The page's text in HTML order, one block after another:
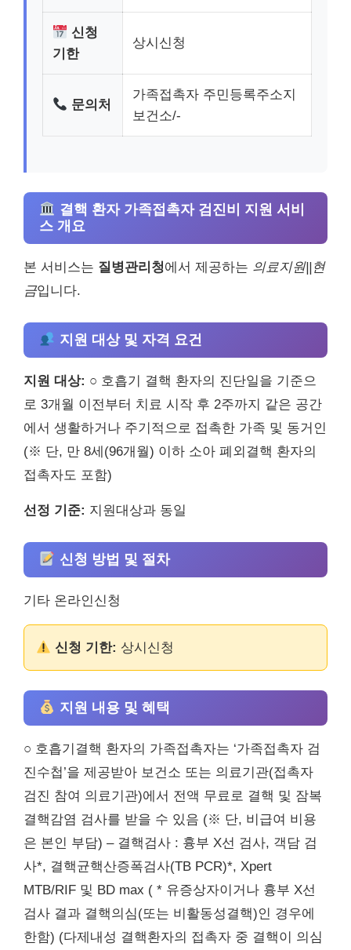
신청
기한
상시신청
문의처
가족접촉자 주민등록주소지
보건소/-
결핵 환자 가족접촉자 검진비 지원 서비
스 개요
본 서비스는 질병관리청에서 제공하는 의료지원||현
금입니다.
지원 대상 및 자격 요건
지원 대상: ○ 호흡기 결핵 환자의 진단일을 기준으
로 3개월 이전부터 치료 시작 후 2주까지 같은 공간
에서 생활하거나 주기적으로 접촉한 가족 및 동거인
(※ 단, 만 8세(96개월) 이하 소아 폐외결핵 환자의
접촉자도 포함)
선정 기준: 지원대상과 동일
신청 방법 및 절차
기타 온라인신청
신청 기한: 상시신청
지원 내용 및 혜택
○ 호흡기결핵 환자의 가족접촉자는 ‘가족접촉자 검
진수첩’을 제공받아 보건소 또는 의료기관(접촉자
검진 참여 의료기관)에서 전액 무료로 결핵 및 잠복
결핵감염 검사를 받을 수 있음 (※ 단, 비급여 비용
은 본인 부담) – 결핵검사 : 흉부 X선 검사, 객담 검
사*, 결핵균핵산증폭검사(TB PCR)*, Xpert
MTB/RIF 및 BD max ( * 유증상자이거나 흉부 X선
검사 결과 결핵의심(또는 비활동성결핵)인 경우에
한함) (다제내성 결핵환자의 접촉자 중 결핵이 의심